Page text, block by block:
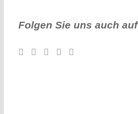
Folgen Sie uns auch auf